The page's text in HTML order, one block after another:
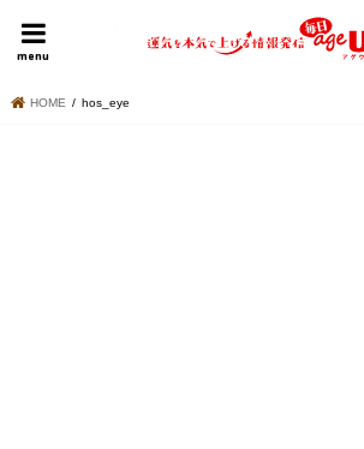
menu
HOME 明日の運勢
HOME hos_eye